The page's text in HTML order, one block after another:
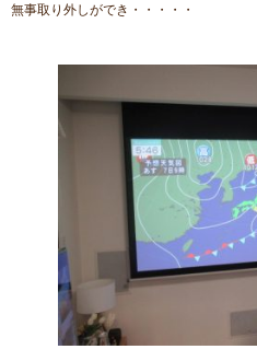
無事取り外しができ・・・・・